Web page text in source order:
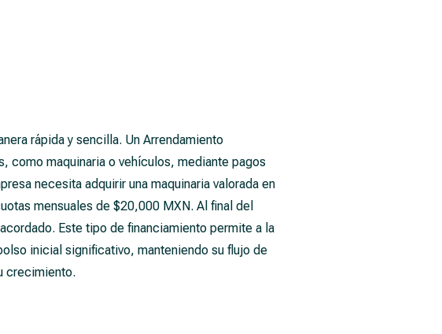
rápida y sencilla. Un Arrendamiento
como maquinaria o vehículos, mediante pagos
necesita adquirir una maquinaria valorada en
mensuales de $20,000 MXN. Al final del
Este tipo de financiamiento permite a la
inicial significativo, manteniendo su flujo de
crecimiento.